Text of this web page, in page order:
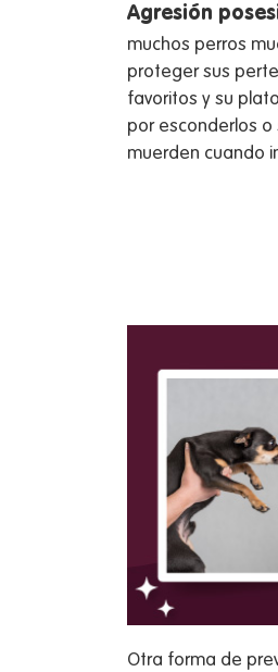
Agresión
muchos perros
proteger sus
favoritos y su
por esconderlos
muerden cuando
Otra forma de